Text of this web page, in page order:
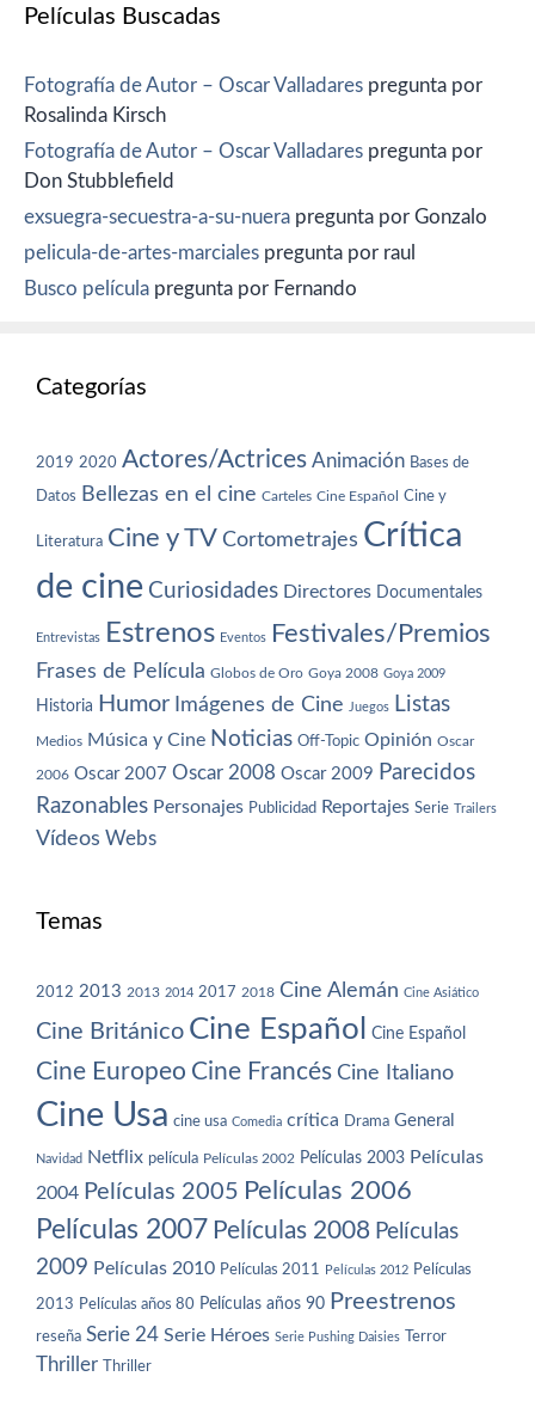
Películas Buscadas
Fotografía de Autor – Oscar Valladares pregunta por
Rosalinda Kirsch
Fotografía de Autor – Oscar Valladares pregunta por
Don Stubblefield
exsuegra-secuestra-a-su-nuera pregunta por Gonzalo
pelicula-de-artes-marciales pregunta por raul
Busco película pregunta por Fernando
Categorías
2019 2020 Actores/Actrices Animación Bases de
Datos Bellezas en el cine Carteles Cine Español Cine y
Literatura Cine y TV Cortometrajes Crítica
de cine Curiosidades Directores Documentales
Entrevistas Estrenos Eventos Festivales/Premios
Frases de Película Globos de Oro Goya 2008 Goya 2009
Historia Humor Imágenes de Cine Juegos Listas
Medios Música y Cine Noticias Off-Topic Opinión Oscar
2006 Oscar 2007 Oscar 2008 Oscar 2009 Parecidos
Razonables Personajes Publicidad Reportajes Serie Trailers
Vídeos Webs
Temas
2012 2013 2013 2014 2017 2018 Cine Alemán Cine Asiático
Cine Británico Cine Español Cine Español
Cine Europeo Cine Francés Cine Italiano
Cine Usa cine usa Comedia crítica Drama General
Navidad Netflix película Películas 2002 Películas 2003 Películas
2004 Películas 2005 Películas 2006
Películas 2007 Películas 2008 Películas
2009 Películas 2010 Películas 2011 Películas 2012 Películas
2013 Películas años 80 Películas años 90 Preestrenos
reseña Serie 24 Serie Héroes Serie Pushing Daisies Terror
Thriller Thriller